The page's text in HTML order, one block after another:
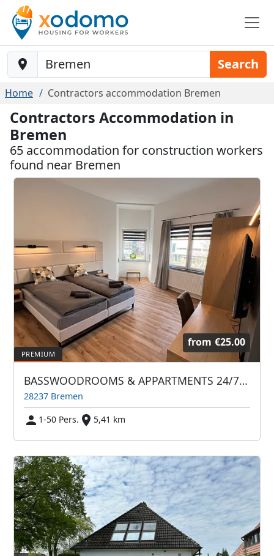
Baustelle-Location Search
Home Contractors accommodation Bremen
Contractors Accommodation in
Bremen
65 accommodation for construction workers
found near Bremen
from €25.00
BASSWOODROOMS & APPARTMENTS 24/7 WhatsApp
28237 Bremen
1-50 Pers.
5,41 km